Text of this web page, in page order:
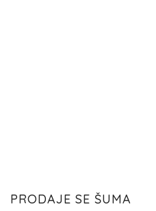
PRODAJE SE ŠUMA